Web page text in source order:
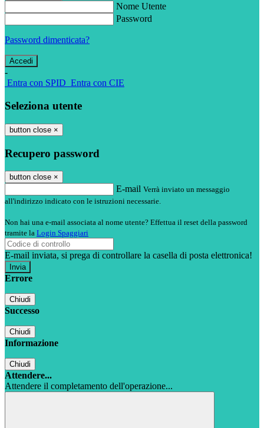
Nome Utente
Password
Password dimenticata?
-
Entra con SPID Entra con CIE
Seleziona utente
button close ×
Recupero password
button close ×
E-mail Verrà inviato un messaggio
all'indirizzo indicato con le istruzioni necessarie.
Non hai una e-mail associata al nome utente? Effettua il reset della password
tramite la Login Spaggiari
E-mail inviata, si prega di controllare la casella di posta elettronica!
Errore
Chiudi
Successo
Chiudi
Informazione
Chiudi
Attendere...
Attendere il completamento dell'operazione...